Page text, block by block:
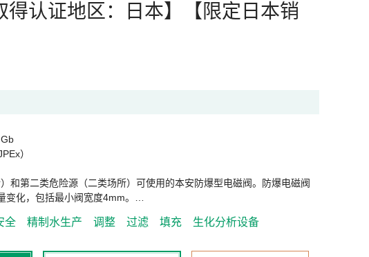
认证地区：日本】【限定日本销
）
和第二类危险源（二类场所）可使用的本安防爆型电磁阀。防爆电磁阀
变化，包括最小阀宽度4mm。…
全 精制水生产 调整 过滤 填充 生化分析设备